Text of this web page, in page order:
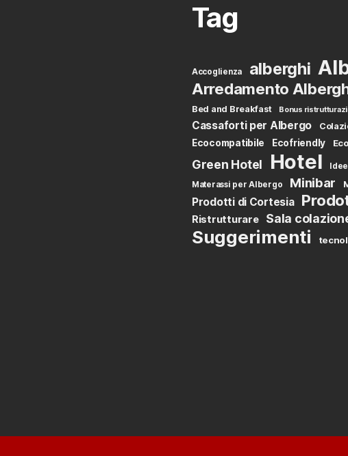
Tag
Accoglienza alberghi
Arredamento
Bed and Breakfast Bonus
Cassaforti per Albergo
Ecocompatibile
Ecofriendly
Green Hotel Hotel Idee
Materassi per Albergo Minibar
Prodotti di Cortesia
Ristrutturare Sala
Suggerimenti